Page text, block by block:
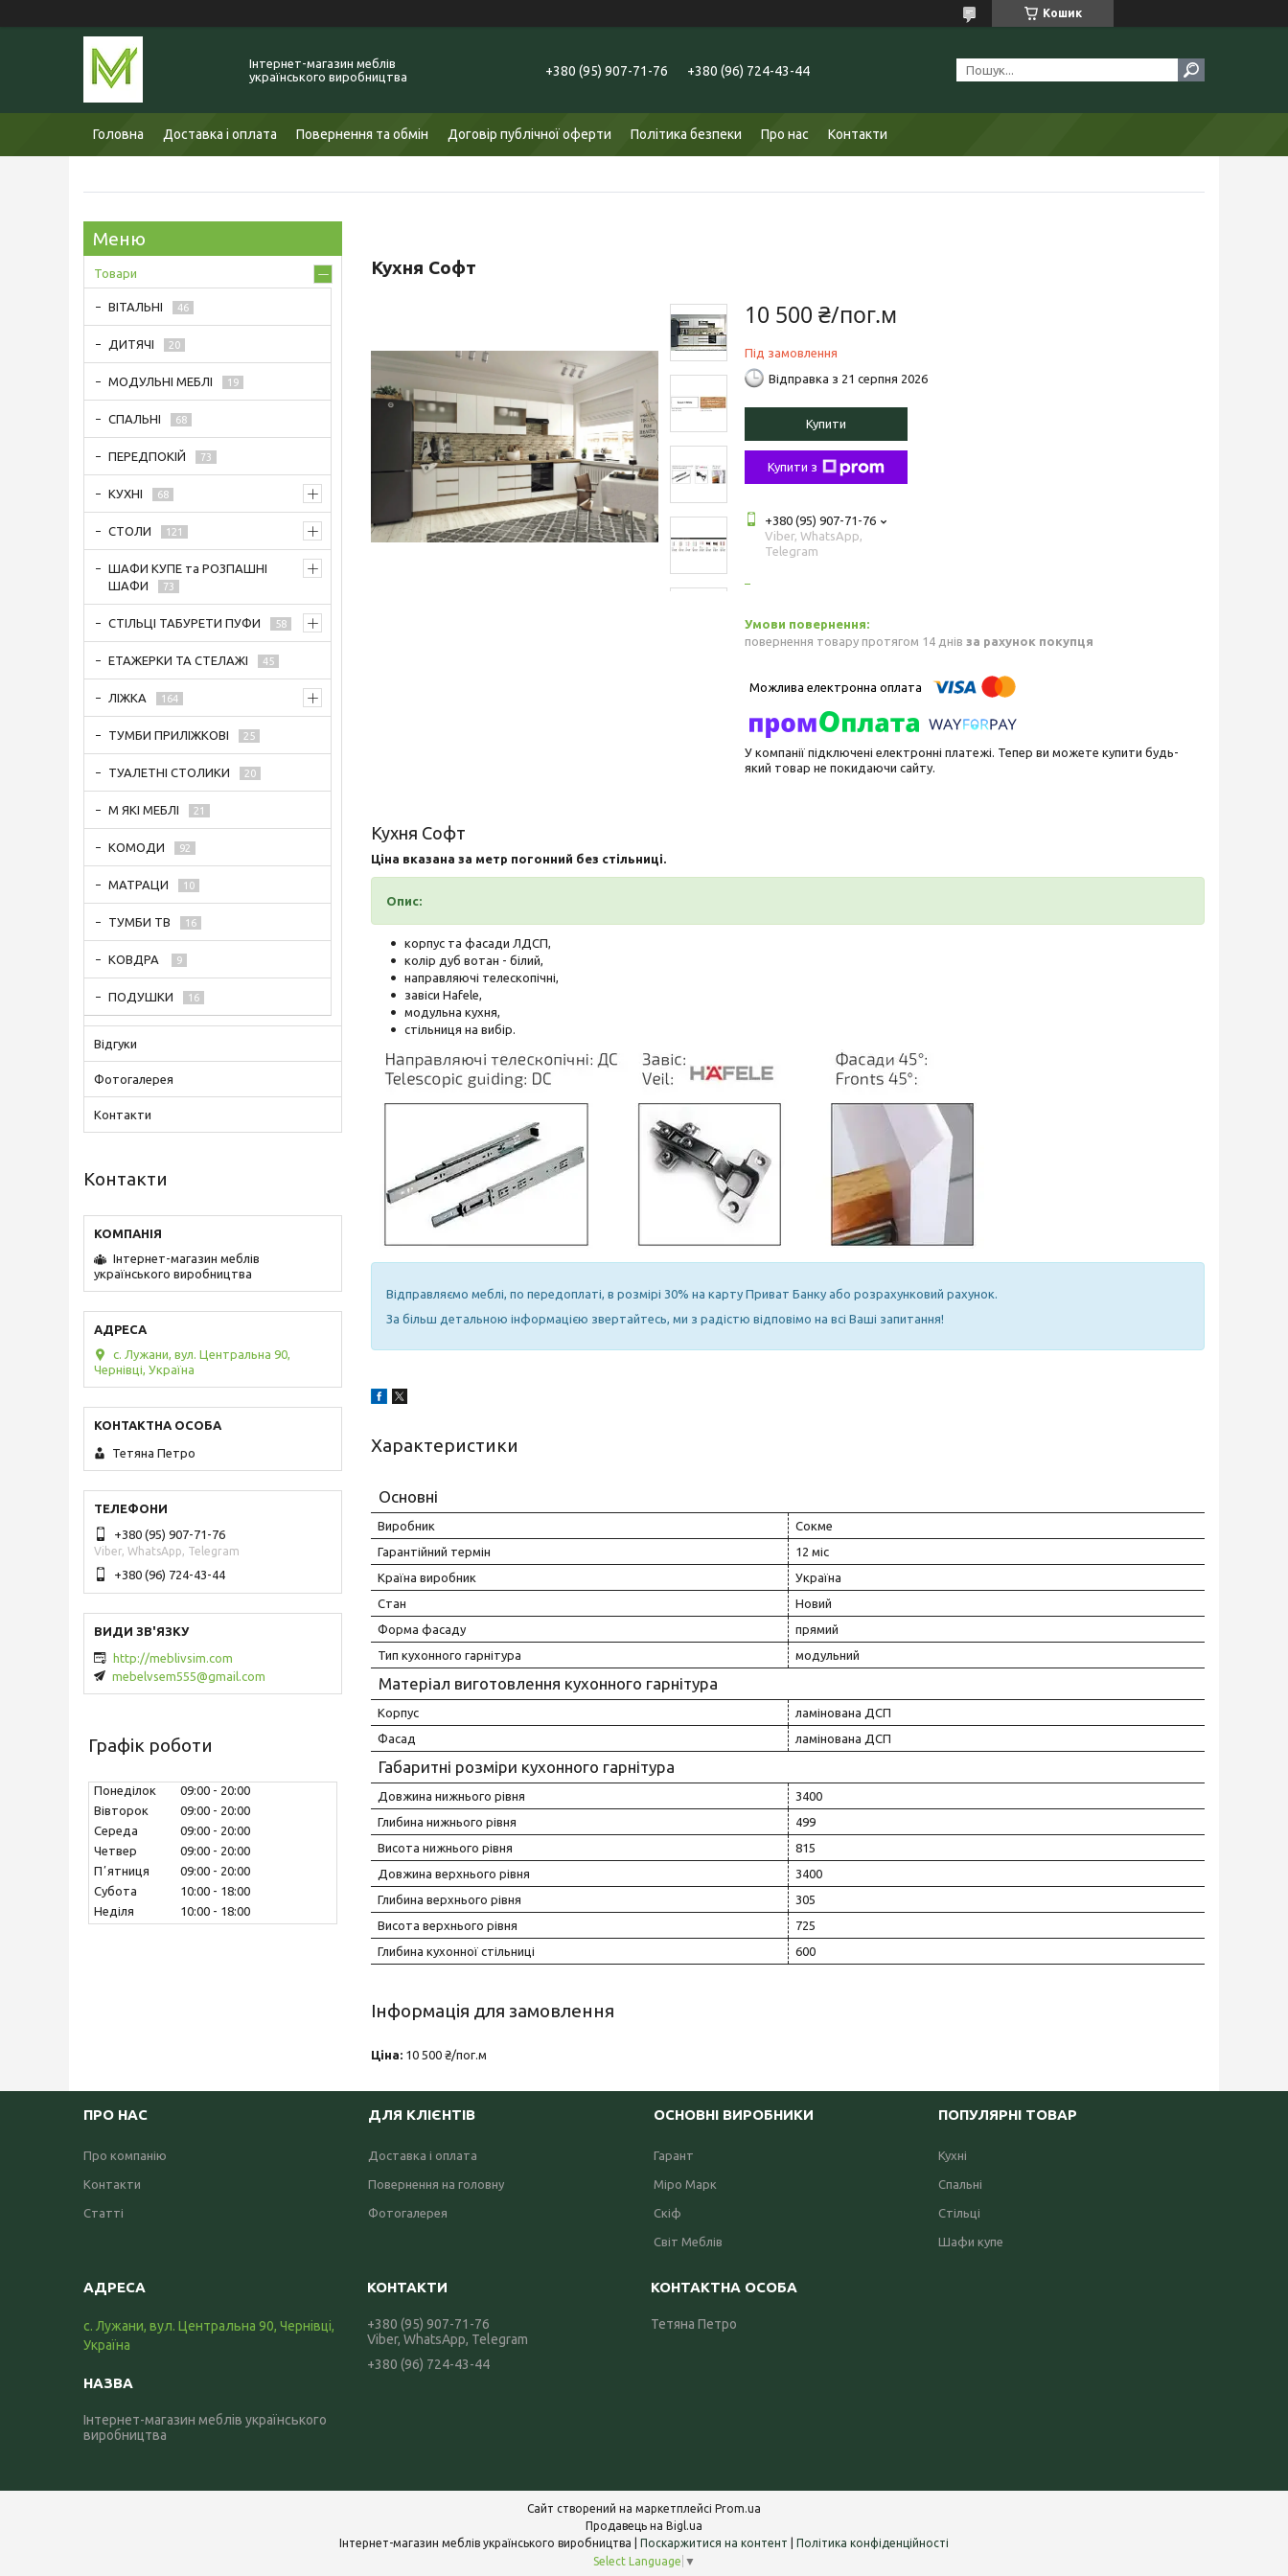
Кошик
Інтернет-магазин меблів
українського виробництва
+380 (95) 907-71-76 +380 (96) 724-43-44
Головна Доставка і оплата Повернення та обмін Договір публічної оферти Політика безпеки Про нас Контакти
Кухня Софт
10 500 ₴/пог.м
Під замовлення
Відправка з 21 серпня 2026
Купити
Купити з
+380 (95) 907-71-76
Viber, WhatsApp,
Telegram
повернення товару протягом 14 днів за рахунок покупця
У компанії підключені електронні платежі. Тепер ви можете купити будь-
який товар не покидаючи сайту.
Кухня Софт
Ціна вказана за метр погонний без стільниці.
Опис:
корпус та фасади ЛДСП,
колір дуб вотан - білий,
направляючі телескопічні,
завіси Hafele,
модульна кухня,
стільниця на вибір.
Відправляємо меблі, по передоплаті, в розмірі 30% на карту Приват Банку або розрахунковий рахунок.
За більш детальною інформацією звертайтесь, ми з радістю відповімо на всі Ваші запитання!
Характеристики
Основні
Виробник
Сокме
Гарантійний термін
12 міс
Країна виробник
Україна
Стан
Новий
Форма фасаду
прямий
Тип кухонного гарнітура
модульний
Матеріал виготовлення кухонного гарнітура
Корпус
ламінована ДСП
Фасад
ламінована ДСП
Габаритні розміри кухонного гарнітура
Довжина нижнього рівня
3400
Глибина нижнього рівня
499
Висота нижнього рівня
815
Довжина верхнього рівня
3400
Глибина верхнього рівня
305
Висота верхнього рівня
725
Глибина кухонної стільниці
600
Інформація для замовлення
Ціна: 10 500 ₴/пог.м
Товари
ВІТАЛЬНІ 46
ДИТЯЧІ 20
МОДУЛЬНІ МЕБЛІ 19
СПАЛЬНІ 68
ПЕРЕДПОКІЙ 73
КУХНІ 68
СТОЛИ 121
ШАФИ КУПЕ та РОЗПАШНІ
ШАФИ
73
СТІЛЬЦІ ТАБУРЕТИ ПУФИ 58
ЕТАЖЕРКИ ТА СТЕЛАЖІ 45
ЛІЖКА 164
ТУМБИ ПРИЛІЖКОВІ 25
ТУАЛЕТНІ СТОЛИКИ 20
М ЯКІ МЕБЛІ 21
КОМОДИ 92
МАТРАЦИ 10
ТУМБИ ТВ 16
КОВДРА 9
ПОДУШКИ 16
Відгуки
Фотогалерея
Контакти
Контакти
Інтернет-магазин меблів
українського виробництва
с. Лужани, вул. Центральна 90,
Чернівці, Україна
Тетяна Петро
+380 (95) 907-71-76
Viber, WhatsApp, Telegram
+380 (96) 724-43-44
http://meblivsim.com
mebelvsem555@gmail.com
Графік роботи
Понеділок 09:00
20:00
Вівторок
09:00
20:00
Середа
09:00
20:00
Четвер
09:00
20:00
Пʼятниця
09:00
20:00
Субота
10:00
18:00
Неділя
10:00 18:00
ПРО НАС
Про компанію
Контакти
Статті
ДЛЯ КЛІЄНТІВ
Доставка і оплата
Повернення на головну
Фотогалерея
ОСНОВНІ ВИРОБНИКИ
Гарант
Міро Марк
Скіф
Світ Меблів
ПОПУЛЯРНІ ТОВАР
Кухні
Спальні
Стільці
Шафи купе
с. Лужани, вул. Центральна 90, Чернівці,
Україна
Інтернет-магазин меблів українського
виробництва
+380 (95) 907-71-76
Viber, WhatsApp, Telegram
+380 (96) 724-43-44
Тетяна Петро
Сайт створений на маркетплейсі Prom.ua
Продавець на Bigl.ua
Поскаржитися на контент
Політика конфіденційності
Select Language ▼